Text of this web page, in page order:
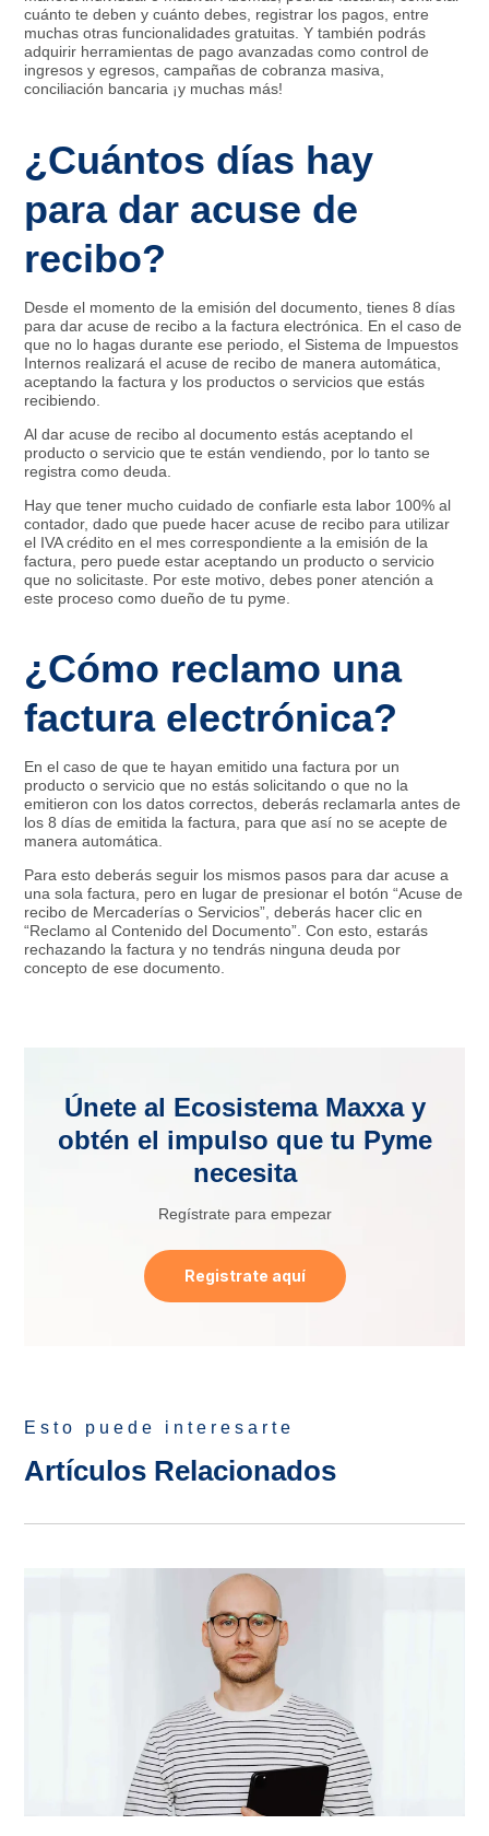
cuánto te deben y cuánto debes, registrar los pagos, entre
muchas otras funcionalidades gratuitas. Y también podrás
adquirir herramientas de pago avanzadas como control de
ingresos y egresos, campañas de cobranza masiva,
conciliación bancaria ¡y muchas más!
¿Cuántos días hay
para dar acuse de
recibo?
Desde el momento de la emisión del documento, tienes 8 días
para dar acuse de recibo a la factura electrónica. En el caso de
que no lo hagas durante ese periodo, el Sistema de Impuestos
Internos realizará el acuse de recibo de manera automática,
aceptando la factura y los productos o servicios que estás
recibiendo.
Al dar acuse de recibo al documento estás aceptando el
producto o servicio que te están vendiendo, por lo tanto se
registra como deuda.
Hay que tener mucho cuidado de confiarle esta labor 100% al
contador, dado que puede hacer acuse de recibo para utilizar
el IVA crédito en el mes correspondiente a la emisión de la
factura, pero puede estar aceptando un producto o servicio
que no solicitaste. Por este motivo, debes poner atención a
este proceso como dueño de tu pyme.
¿Cómo reclamo una
factura electrónica?
En el caso de que te hayan emitido una factura por un
producto o servicio que no estás solicitando o que no la
emitieron con los datos correctos, deberás reclamarla antes de
los 8 días de emitida la factura, para que así no se acepte de
manera automática.
Para esto deberás seguir los mismos pasos para dar acuse a
una sola factura, pero en lugar de presionar el botón “Acuse de
recibo de Mercaderías o Servicios”, deberás hacer clic en
“Reclamo al Contenido del Documento”. Con esto, estarás
rechazando la factura y no tendrás ninguna deuda por
concepto de ese documento.
Únete al Ecosistema Maxxa y
obtén el impulso que tu Pyme
necesita
Regístrate para empezar
Registrate aquí
Esto puede interesarte
Artículos Relacionados